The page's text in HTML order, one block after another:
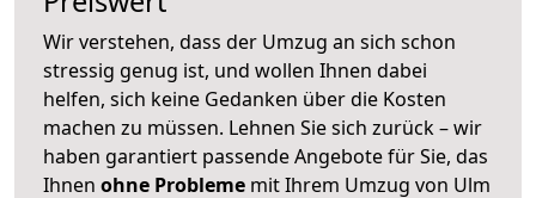
Wir verstehen, dass der Umzug an sich schon
stressig genug ist, und wollen Ihnen dabei
helfen, sich keine Gedanken über die Kosten
machen zu müssen. Lehnen Sie sich zurück – wir
haben garantiert passende Angebote für Sie, das
Ihnen ohne Probleme mit Ihrem Umzug von Ulm